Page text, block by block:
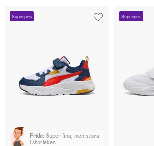
Superpris
Frida: Super fina, men stora
i storleken.
Superpris